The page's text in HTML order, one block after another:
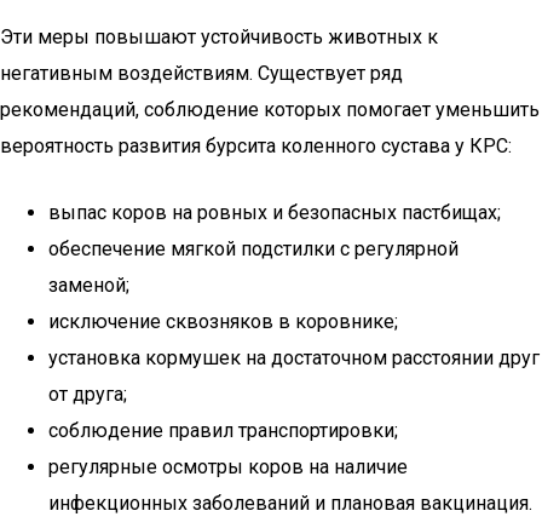
Эти меры повышают устойчивость животных к
негативным воздействиям. Существует ряд
рекомендаций, соблюдение которых помогает уменьшить
вероятность развития бурсита коленного сустава у КРС:
выпас коров на ровных и безопасных пастбищах;
обеспечение мягкой подстилки с регулярной
заменой;
исключение сквозняков в коровнике;
установка кормушек на достаточном расстоянии друг
от друга;
соблюдение правил транспортировки;
регулярные осмотры коров на наличие
инфекционных заболеваний и плановая вакцинация.